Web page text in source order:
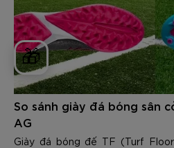
🎁
So sánh giày đá bóng sân
AG
Giày đá bóng đế TF (Turf